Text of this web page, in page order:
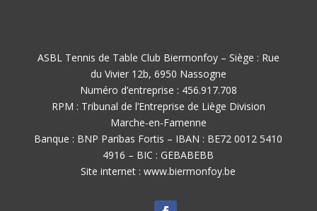
ASBL Tennis de Table Club Biermonfoy – Siège : Rue
du Vivier 12b, 6950 Nassogne
Numéro d’entreprise : 456.917.708
RPM : Tribunal de l’Entreprise de Liège Division
Marche-en-Famenne
Banque : BNP Paribas Fortis – IBAN : BE72 0012 5410
4916 – BIC : GEBABEBB
Site internet : www.biermonfoy.be